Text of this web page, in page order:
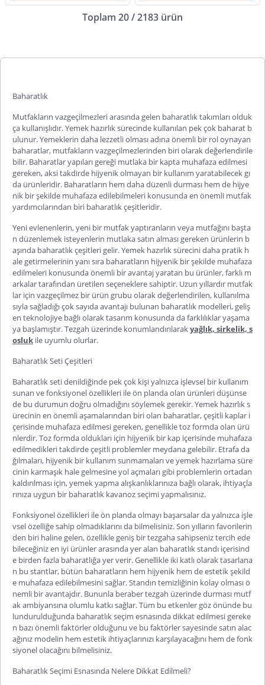
Toplam 20 / 2183 ürün
Baharatlık
Mutfakların vazgeçilmezleri arasında gelen baharatlık takımlarıolduk
ça kullanışlıdır. Yemek hazırlık sürecinde kullanılan pek çok baharat b
ulunur. Yemeklerin daha lezzetli olması adına önemli bir rol oynayan
baharatlar, mutfakların vazgeçilmezlerinden biri olarak değerlendirile
bilir. Baharatlar yapıları gereği mutlaka bir kapta muhafaza edilmesi
gereken, aksi takdirde hijyenik olmayan bir kullanım yaratabilecek gı
da ürünleridir. Baharatların hem daha düzenli durması hem de hijye
nik bir şekilde muhafaza edilebilmeleri konusunda en önemli mutfak
yardımcılarından biri baharatlıkçeşitleridir.
Yeni evlenenlerin, yeni bir mutfak yaptıranların veya mutfağını başta
n düzenlemek isteyenlerin mutlaka satın alması gereken ürünlerin b
aşında baharatlık çeşitleri gelir. Yemek hazırlık sürecini daha pratik h
ale getirmelerinin yanı sıra baharatların hijyenik bir şekilde muhafaza
edilmeleri konusunda önemli bir avantaj yaratan bu ürünler, farklı m
arkalar tarafından üretilen seçeneklere sahiptir. Uzun yıllardır mutfak
lar için vazgeçilmez bir ürün grubu olarak değerlendirilen, kullanılma
sıyla sağladığı çok sayıda avantajı bulunan baharatlık modelleri, geliş
en teknolojiye bağlı olarak tasarım konusunda da farklılıklar yaşama
ya başlamıştır.Tezgah üzerinde konumlandırılarakyağlık, sirkelik, s
osluk ile uyumlu olurlar.
Baharatlık Seti Çeşitleri
Baharatlık setidenildiğinde pek çok kişi yalnızca işlevsel bir kullanım
sunan ve fonksiyonel özellikleri ile ön planda olan ürünleri düşünse
de bu durumun doğru olmadığını söylemek gerekir. Yemek hazırlık s
ürecinin en önemli aşamalarından biri olan baharatlar, çeşitli kaplar i
çerisinde muhafaza edilmesi gereken, genellikle toz formda olan ürü
nlerdir. Toz formda oldukları için hijyenik bir kap içerisinde muhafaza
edilmedikleri takdirde çeşitli problemler meydana gelebilir. Etrafa da
ğılmaları, hijyenik bir kullanım sunmamaları ve yemek hazırlama süre
cinin karmaşık hale gelmesine yol açmaları gibi problemlerin ortadan
kaldırılması için, yemek yapma alışkanlıklarınıza bağlı olarak, ihtiyaçla
rınıza uygun bir baharatlık kavanozseçimi yapmalısınız.
Fonksiyonel özellikleri ile ön planda olmayı başarsalar da yalnızca işle
vsel özelliğe sahip olmadıklarını da bilmelisiniz. Son yılların favorilerin
den biri haline gelen, özellikle geniş birtezgahasahipseniz tercih ede
bileceğiniz en iyi ürünler arasında yer alan baharatlık standı içerisind
e birden fazla baharatlığa yer verir. Genellikle iki katlı olarak tasarlana
n bu stantlar, bütün baharatların hem hijyenik hem de estetik şekild
e muhafaza edilebilmesini sağlar. Standın temizliğinin kolay olması ö
nemli bir avantajdır. Bununla berabertezgah üzerinde durması mutf
ak ambiyansına olumlu katkı sağlar. Tüm bu etkenler göz önünde bu
lundurulduğunda baharatlık seçim esnasında dikkat edilmesi gereke
n bazı önemli faktörler olduğunu ve bu faktörler sayesinde satın alac
ağınız modelin hem estetik ihtiyaçlarınızı karşılayacağını hem de fonk
siyonel olacağını bilmelisiniz.
Baharatlık Seçimi Esnasında Nelere Dikkat Edilmeli?